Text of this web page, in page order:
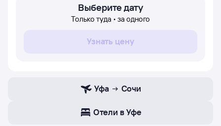
Выберите дату
Только туда • за одного
Узнать цену
Уфа Сочи
Отели в Уфе